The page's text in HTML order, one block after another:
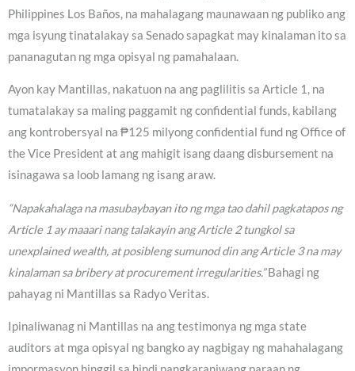
Philippines Los Baños, na mahalagang maunawaan ng publiko ang
mga isyung tinatalakay sa Senado sapagkat may kinalaman ito sa
pananagutan ng mga opisyal ng pamahalaan.
Ayon kay Mantillas, nakatuon na ang paglilitis sa Article 1, na
tumatalakay sa maling paggamit ng confidential funds, kabilang
ang kontrobersyal na ₱125 milyong confidential fund ng Office of
the Vice President at ang mahigit isang daang disbursement na
isinagawa sa loob lamang ng isang araw.
“Napakahalaga na masubaybayan ito ng mga tao dahil pagkatapos ng
Article 1 ay maaari nang talakayin ang Article 2 tungkol sa
unexplained wealth, at posibleng sumunod din ang Article 3 na may
kinalaman sa bribery at procurement irregularities.”Bahagi ng
pahayag ni Mantillas sa Radyo Veritas.
Ipinaliwanag ni Mantillas na ang testimonya ng mga state
auditors at mga opisyal ng bangko ay nagbigay ng mahahalagang